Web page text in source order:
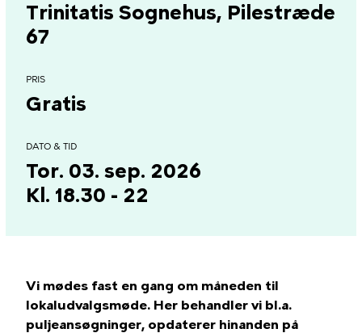
Trinitatis Sognehus, Pilestræde
67
PRIS
Gratis
DATO & TID
Tor. 03. sep. 2026
Kl. 18.30 - 22
Vi mødes fast en gang om måneden til
lokaludvalgsmøde. Her behandler vi bl.a.
puljeansøgninger, opdaterer hinanden på